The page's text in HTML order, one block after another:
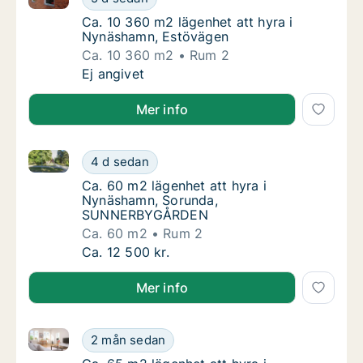
Ca. 10 360 m2 lägenhet att hyra i
Ca. 10 360 m2 lägenhet att hyra i
Nynäshamn, Estövägen
Ca. 10 360 m2
Rum 2
Ca. 10 360 m2 lägenhet att hyra i
Ej angivet
Mer info
Ca. 60 m2 lägenhet att hyra i Nynäshamn,
4 d sedan
Ca. 60 m2 lägenhet att hyra i Nynäshamn, Sorunda,
Ca. 60 m2 lägenhet att hyra i Nynäshamn,
Ca. 60 m2 lägenhet att hyra i
Nynäshamn, Sorunda,
SUNNERBYGÅRDEN
Ca. 60 m2
Rum 2
Ca. 60 m2 lägenhet att hyra i Nynäshamn,
Ca. 12 500 kr.
Mer info
Ca. 65 m2 lägenhet att hyra i Nynäshamn,
2 mån sedan
Ca. 65 m2 lägenhet att hyra i Nynäshamn,